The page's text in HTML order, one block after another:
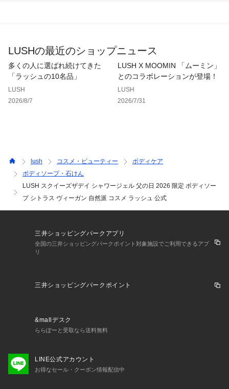
＜グリセリン＞
カラギーナンとともにお肌を潤し、肌触りを柔らかくする働き
があります。
■使用方法
使い方はとても簡単！ ボトルを軽く振り、適量をスポンジや
となじませてから、きれいに洗い流してください。
水, グリセリン, ココアンホ酢酸Na, ラウレス硫酸Na, ラウリル
ベタイン, レモン果皮油, 海塩, バクホウシアシトリオドラ葉油,
LUSHの最近のショップニュース
多くの人に選ばれ続けてきた
「ラッシュの10名品」
LUSH
2026/8/7
LUSH X MOOMIN 「ムーミン」
とのコラボレーションが登場！
LUSH
2026/7/31
lush コスメ・ビューティー
ボディケア
ボディソープ・石けん
LUSH スクイーズザデイ シャワージェル 父の日 2026 限定 ボディソー
プ シトラス ヴィーガン 自然派 コスメ ラッシュ 公式
三井ショッピングパークアプリ
全国の三井ショッピングパークポイント対象施設でご利用できるアプ
リ
三井ショッピングパークポイント
&mallデスク
ららぽーと受取なら送料無料
LINE公式アカウント
お得なセール・クーポン情報配信中